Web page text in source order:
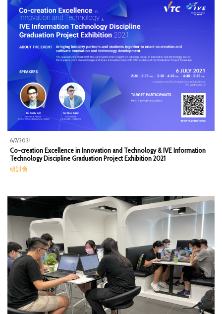
6/7/2021
Co-creation Excellence in Innovation and Technology & IVE Information
Technology Discipline Graduation Project Exhibition 2021
研討會